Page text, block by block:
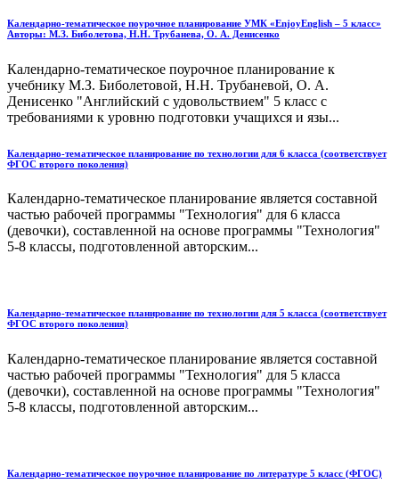
Календарно-тематическое поурочное планирование УМК «EnjoyEnglish – 5 класс»
Авторы: М.З. Биболетова, Н.Н. Трубанева, О. А. Денисенко
Календарно-тематическое поурочное планирование к
учебнику М.З. Биболетовой, Н.Н. Трубаневой, О. А.
Денисенко "Английский с удовольствием" 5 класс с
требованиями к уровню подготовки учащихся и язы...
Календарно-тематическое планирование по технологии для 6 класса (соответствует
ФГОС второго поколения)
Календарно-тематическое планирование является составной
частью рабочей программы "Технология" для 6 класса
(девочки), составленной на основе программы "Технология"
5-8 классы, подготовленной авторским...
Календарно-тематическое планирование по технологии для 5 класса (соответствует
ФГОС второго поколения)
Календарно-тематическое планирование является составной
частью рабочей программы "Технология" для 5 класса
(девочки), составленной на основе программы "Технология"
5-8 классы, подготовленной авторским...
Календарно-тематическое поурочное планирование по литературе 5 класс (ФГОС)